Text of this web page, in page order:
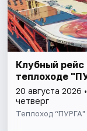
Клубный рейс
теплоходе
20 августа 2026 •
четверг
Теплоход “ПУРГА"